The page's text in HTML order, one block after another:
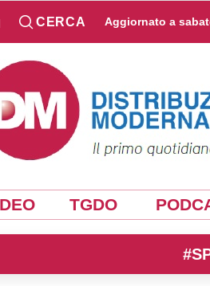
CERCA Aggiornato a
TGDO